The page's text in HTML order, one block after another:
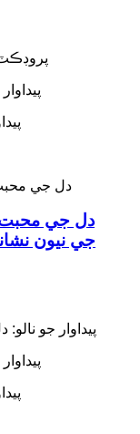
پروڊڪٽ
دل جي محبت
جي نيون
پيداوار جو